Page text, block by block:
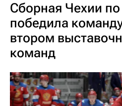
Сборная Чехии
победила
втором
команд